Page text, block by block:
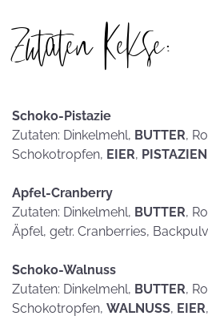
Zutaten Kekse:
Schoko-Pistazie
Zutaten: Dinkelmehl, BUTTER,
Schokotropfen, EIER, PISTAZIEN
Apfel-Cranberry
Zutaten: Dinkelmehl, BUTTER,
Äpfel, getr. Cranberries,
Schoko-Walnuss
Zutaten: Dinkelmehl, BUTTER,
Schokotropfen, WALNUSS, EIER